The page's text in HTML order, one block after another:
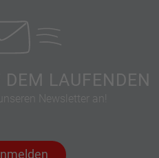
LAUFENDEN
Newsletter an!